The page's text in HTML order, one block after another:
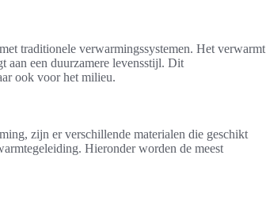
traditionele verwarmingssystemen. Het verwarmt
aan een duurzamere levensstijl. Dit
ook voor het milieu.
zijn er verschillende materialen die geschikt
Hieronder worden de meest